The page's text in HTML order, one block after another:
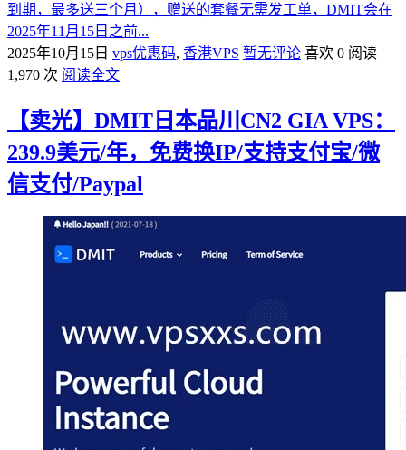
到期，最多送三个月），赠送的套餐无需发工单，DMIT会在
2025年11月15日之前...
2025年10月15日 vps优惠码, 香港VPS 暂无评论 喜欢 0 阅读
1,970 次 阅读全文
【卖光】DMIT日本品川CN2 GIA VPS：
239.9美元/年，免费换IP/支持支付宝/微
信支付/Paypal